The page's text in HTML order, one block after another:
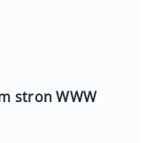
stron WWW